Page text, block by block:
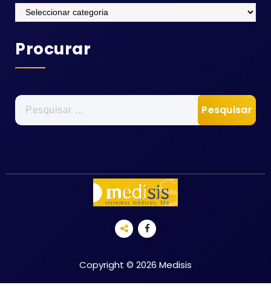
Categorias
Procurar
Pesquisar
por:
Copyright © 2026 Medisis